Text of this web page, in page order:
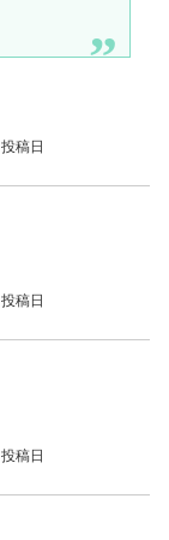
投稿日
投稿日
投稿日